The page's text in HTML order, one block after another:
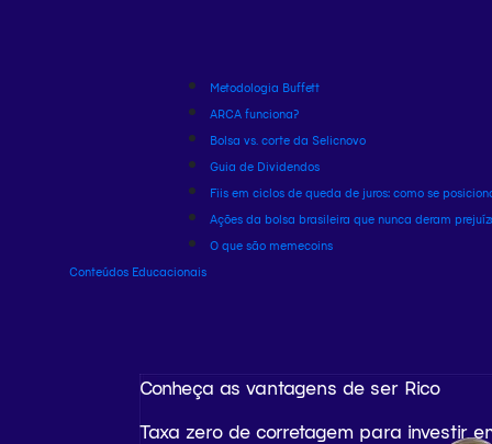
Metodologia Buffett
ARCA funciona?
Bolsa vs. corte da Selicnovo
Guia de Dividendos
Fiis em ciclos de queda de juros: como se
Ações da bolsa brasileira que nunca deram
O que são memecoins
Conteúdos Educacionais
Conheça as vantagens de ser Rico
Taxa zero de corretagem para investir